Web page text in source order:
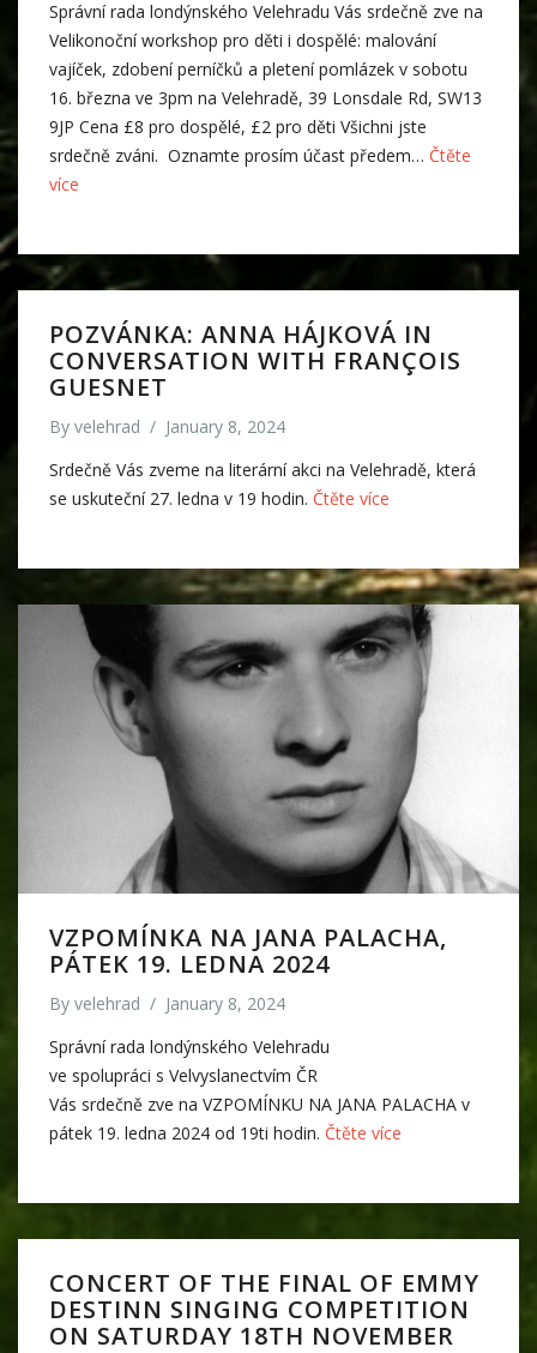
Správní rada londýnského Velehradu Vás srdečně zve na
Velikonoční workshop pro děti i dospělé: malování
vajíček, zdobení perníčků a pletení pomlázek v sobotu
16. března ve 3pm na Velehradě, 39 Lonsdale Rd, SW13
9JP Cena £8 pro dospělé, £2 pro děti Všichni jste
srdečně zváni. Oznamte prosím účast předem… Čtěte
více
POZVÁNKA: ANNA HÁJKOVÁ IN
CONVERSATION WITH FRANÇOIS
GUESNET
By velehrad / January 8, 2024
Srdečně Vás zveme na literární akci na Velehradě, která
se uskuteční 27. ledna v 19 hodin. Čtěte více
VZPOMÍNKA NA JANA PALACHA,
PÁTEK 19. LEDNA 2024
By velehrad / January 8, 2024
Správní rada londýnského Velehradu
ve spolupráci s Velvyslanectvím ČR
Vás srdečně zve na VZPOMÍNKU NA JANA PALACHA v
pátek 19. ledna 2024 od 19ti hodin. Čtěte více
CONCERT OF THE FINAL OF EMMY
DESTINN SINGING COMPETITION
ON SATURDAY 18TH NOVEMBER